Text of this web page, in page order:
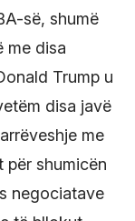
së, shumë
me disa
Trump u
disa javë
me
për shumicën
negociatave